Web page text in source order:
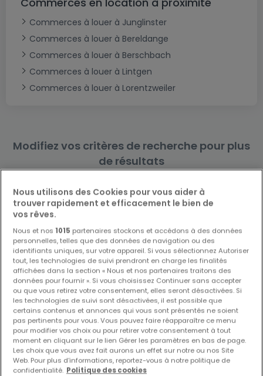
Commerces à louer à Junglinster
Commerces à louer à Bereldange
Commerces à louer à Berschbach
Commerces à louer à Lintgen
Commerces à louer à Lorentzweiler
Modifiez vos critères de recherche pour plus
de résultats
Biens similaires à proximité
Vous n'avez pas trouvé de biens qui vous
intéressent ? Ces annonces suggérées
pourraient vous intéresser.
EXCLUSIVITÉ ATHOME
Nous utilisons des Cookies pour vous aider à
trouver rapidement et efficacement le bien de
vos rêves.
Nous et nos 1015 partenaires stockons et accédons à des données
personnelles, telles que des données de navigation ou des
identifiants uniques, sur votre appareil. Si vous sélectionnez Autoriser
tout, les technologies de suivi prendront en charge les finalités
affichées dans la section « Nous et nos partenaires traitons des
données pour fournir ». Si vous choisissez Continuer sans accepter
ou que vous retirez votre consentement, elles seront désactivées. Si
les technologies de suivi sont désactivées, il est possible que
certains contenus et annonces qui vous sont présentés ne soient
pas pertinents pour vous. Vous pouvez faire réapparaître ce menu
pour modifier vos choix ou pour retirer votre consentement à tout
moment en cliquant sur le lien Gérer les paramètres en bas de page.
Les choix que vous avez fait aurons un effet sur notre ou nos Site
Web. Pour plus d’informations, reportez-vous à notre politique de
confidentialité. Politique des cookies